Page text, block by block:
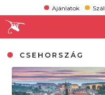
Ajánlatok
CSEHORSZÁG